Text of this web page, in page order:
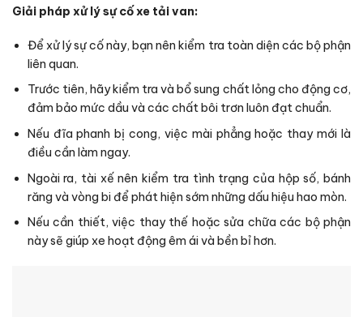
Giải pháp xử lý sự cố xe tải van:
Để xử lý sự cố này, bạn nên kiểm tra toàn diện các bộ phận
liên quan.
Trước tiên, hãy kiểm tra và bổ sung chất lỏng cho động cơ,
đảm bảo mức dầu và các chất bôi trơn luôn đạt chuẩn.
Nếu đĩa phanh bị cong, việc mài phẳng hoặc thay mới là
điều cần làm ngay.
Ngoài ra, tài xế nên kiểm tra tình trạng của hộp số, bánh
răng và vòng bi để phát hiện sớm những dấu hiệu hao mòn.
Nếu cần thiết, việc thay thế hoặc sửa chữa các bộ phận
này sẽ giúp xe hoạt động êm ái và bền bỉ hơn.